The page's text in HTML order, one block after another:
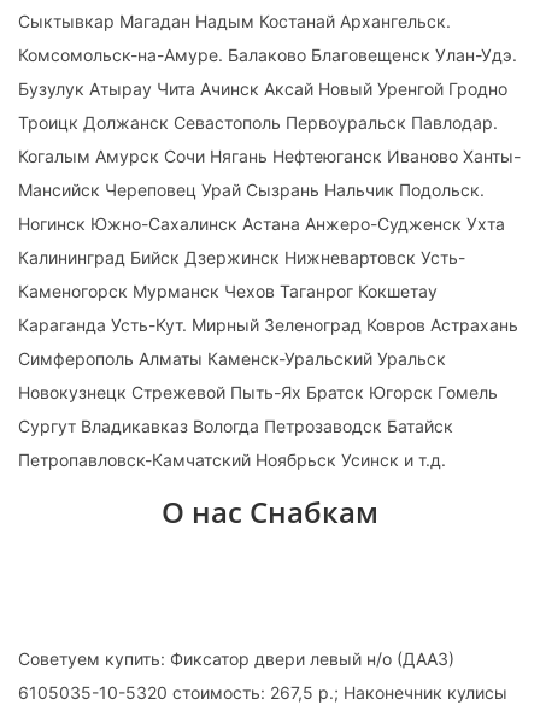
Сыктывкар Магадан Надым Костанай Архангельск.
Комсомольск-на-Амуре. Балаково Благовещенск Улан-Удэ.
Бузулук Атырау Чита Ачинск Аксай Новый Уренгой Гродно
Троицк Должанск Севастополь Первоуральск Павлодар.
Когалым Амурск Сочи Нягань Нефтеюганск Иваново Ханты-
Мансийск Череповец Урай Сызрань Нальчик Подольск.
Ногинск Южно-Сахалинск Астана Анжеро-Судженск Ухта
Калининград Бийск Дзержинск Нижневартовск Усть-
Каменогорск Мурманск Чехов Таганрог Кокшетау
Караганда Усть-Кут. Мирный Зеленоград Ковров Астрахань
Симферополь Алматы Каменск-Уральский Уральск
Новокузнецк Стрежевой Пыть-Ях Братск Югорск Гомель
Сургут Владикавказ Вологда Петрозаводск Батайск
Петропавловск-Камчатский Ноябрьск Усинск и т.д.
О нас Снабкам
Советуем купить: Фиксатор двери левый н/о (ДААЗ)
6105035-10-5320 стоимость: 267,5 р.; Наконечник кулисы